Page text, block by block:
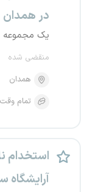
در همدان
یک مجموعه
منقضی شده
همدان
تمام وقت
استخدام
آرایشگاه